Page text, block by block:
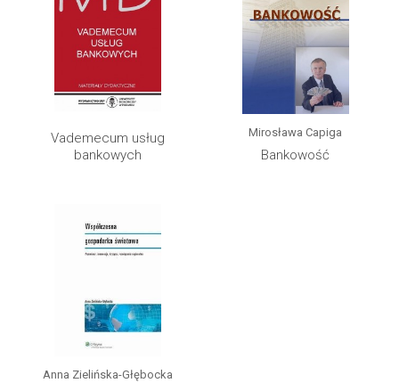
Vademecum usług
bankowych
Mirosława Capiga
Bankowość
Anna Zielińska-Głębocka